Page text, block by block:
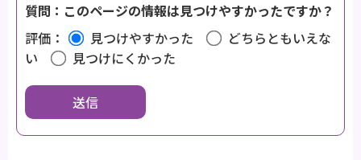
質問：このページの情報は見つけやすかったですか？
評価：
見つけやすかった
どちらともいえな
い
見つけにくかった